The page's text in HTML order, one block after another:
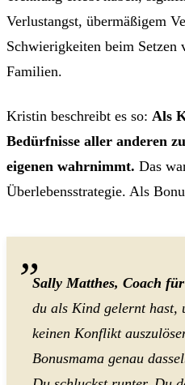
Verlustangst, übermäßigem
Schwierigkeiten beim Setzen
Familien.
Kristin beschreibt es so: Als
Bedürfnisse aller anderen
eigenen wahrnimmt. Das
Überlebensstrategie. Als
Sally Matthes, Coach
du als Kind gelernt hast,
keinen Konflikt
Bonusmama genau